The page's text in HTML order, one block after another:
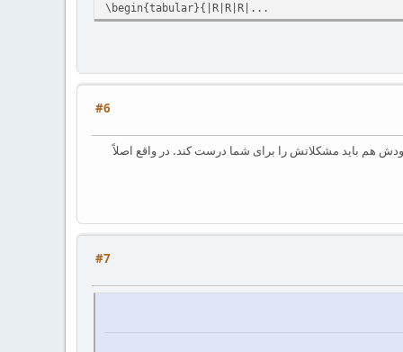
\begin{tabular}{|R|R|R|...
#6
هم باید مشکلاتش را برای شما درست کند. در واقع اصلاً
#7